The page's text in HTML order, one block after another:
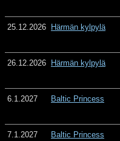
25.12.2026 Härmän kylpylä
26.12.2026 Härmän kylpylä
6.1.2027 Baltic Princess
7.1.2027 Baltic Princess